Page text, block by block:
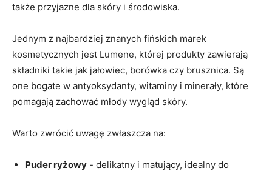
także przyjazne dla skóry ‌i środowiska.
Jednym z ‍najbardziej znanych⁤ fińskich marek
kosmetycznych jest Lumene, której produkty zawierają
składniki takie jak jałowiec, borówka​ czy brusznica. Są
one ​bogate ⁣w antyoksydanty, witaminy i minerały, które
pomagają⁣ zachować młody wygląd⁣ skóry.
Warto⁣ zwrócić uwagę zwłaszcza⁢ na:
Puder​ ryżowy ⁣- delikatny i matujący,‌ idealny do